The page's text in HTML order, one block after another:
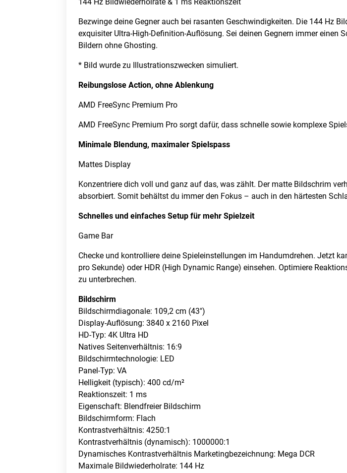
Bezwinge deine Gegner auch bei rasanten Geschwindigkeiten. Die 144 Hz
exquisiter Ultra-High-Definition-Auflösung. Sei deinen Gegnern immer
Bildern ohne Ghosting.
* Bild wurde zu Illustrationszwecken simuliert.
Reibungslose Action, ohne Ablenkung
AMD FreeSync Premium Pro
AMD FreeSync Premium Pro sorgt dafür, dass schnelle sowie komplexe
Minimale Blendung, maximaler Spielspass
Mattes Display
Konzentriere dich voll und ganz auf das, was zählt. Der matte Bildschrim
absorbiert. Somit behältst du immer den Fokus – auch in den härtesten
Schnelles und einfaches Setup für mehr Spielzeit
Game Bar
Checke und kontrolliere deine Spieleinstellungen im Handumdrehen. Jetzt
pro Sekunde) oder HDR (High Dynamic Range) einsehen. Optimiere
zu unterbrechen.
Bildschirm
Bildschirmdiagonale: 109,2 cm (43″)
Display-Auflösung: 3840 x 2160 Pixel
HD-Typ: 4K Ultra HD
Natives Seitenverhältnis: 16:9
Bildschirmtechnologie: LED
Panel-Typ: VA
Helligkeit (typisch): 400 cd/m²
Reaktionszeit: 1 ms
Eigenschaft: Blendfreier Bildschirm
Bildschirmform: Flach
Kontrastverhältnis: 4250:1
Kontrastverhältnis (dynamisch): 1000000:1
Dynamisches Kontrastverhältnis Marketingbezeichnung: Mega DCR
Maximale Bildwiederholrate: 144 Hz